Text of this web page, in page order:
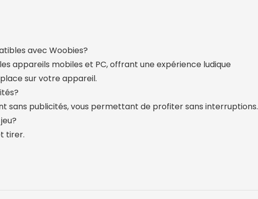
avec Woobies?
appareils mobiles et PC, offrant une expérience ludique
sur votre appareil.
sans publicités, vous permettant de profiter sans interruptions.
tirer.